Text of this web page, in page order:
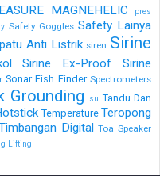
MAGNEHELIC
pres
Safety Goggles Safety Lainya
Anti Listrik siren Sirine
Sirine Ex-Proof
Sirine
Sonar Fish Finder Spectrometers
Grounding su Tandu Dan
Temperature Teropong
Digital Toa Speaker
Lifting